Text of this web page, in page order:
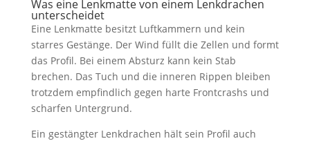
Was eine Lenkmatte von einem Lenkdrachen
unterscheidet
Eine Lenkmatte besitzt Luftkammern und kein
starres Gestänge. Der Wind füllt die Zellen und formt
das Profil. Bei einem Absturz kann kein Stab
brechen. Das Tuch und die inneren Rippen bleiben
trotzdem empfindlich gegen harte Frontcrashs und
scharfen Untergrund.
Ein gestängter Lenkdrachen hält sein Profil auch